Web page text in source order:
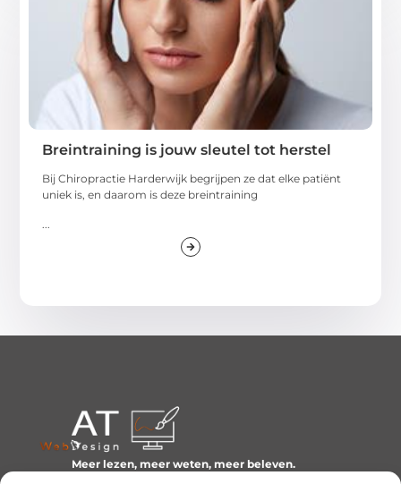
Breintraining is jouw sleutel tot herstel
Bij Chiropractie Harderwijk begrijpen ze dat elke patiënt
uniek is, en daarom is deze breintraining
Meer lezen, meer weten, meer beleven.